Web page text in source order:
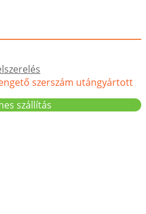
szerszám utángyártott
szállítás